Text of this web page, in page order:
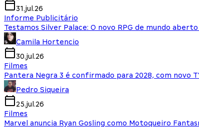
31.jul.26
Informe Publicitário
Testamos Silver Palace: O novo RPG de mundo
Camila Hortencio
30.jul.26
Filmes
Pantera Negra 3 é confirmado para 2028, com novo
Pedro Siqueira
25.jul.26
Filmes
Marvel anuncia Ryan Gosling como Motoqueiro